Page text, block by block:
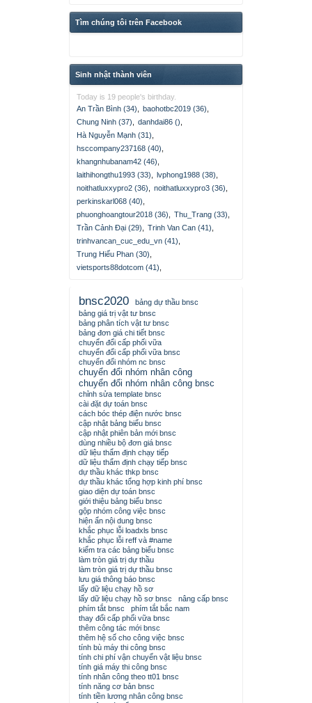
Tìm chúng tôi trên Facebook
Sinh nhật thành viên
Today is 19 people's birthday.
An Trần Bình (34)
baohotbc2019 (36)
Chung Ninh (37)
danhdai86 ()
Hà Nguyễn Mạnh (31)
hsccompany237168 (40)
khangnhubanam42 (46)
laithihongthu1993 (33)
lvphong1988 (38)
noithatluxxypro2 (36)
noithatluxxypro3 (36)
perkinskarl068 (40)
phuonghoangtour2018 (36)
Thu_Trang (33)
Trần Cảnh Đại (29)
Trinh Van Can (41)
trinhvancan_cuc_edu_vn (41)
Trung Hiếu Phan (30)
vietsports88dotcom (41)
bnsc2020
bảng dự thầu bnsc
bảng giá trị vật tư bnsc
bảng phân tích vật tư bnsc
bảng đơn giá chi tiết bnsc
chuyển đổi cấp phối vữa
chuyển đổi cấp phối vữa bnsc
chuyển đổi nhóm nc bnsc
chuyển đổi nhóm nhân công
chuyển đổi nhóm nhân công bnsc
chỉnh sửa template bnsc
cài đặt dự toán bnsc
cách bóc thép điện nước bnsc
cập nhật bảng biểu bnsc
cập nhật phiên bản mới bnsc
dùng nhiều bộ đơn giá bnsc
dữ liệu thẩm định chạy tiếp
dữ liệu thẩm định chạy tiếp bnsc
dự thầu khác thkp bnsc
dự thầu khác tổng hợp kinh phí bnsc
giao diện dự toán bnsc
giới thiệu bảng biểu bnsc
gộp nhóm công việc bnsc
hiện ẩn nội dung bnsc
khắc phục lỗi loadxls bnsc
khắc phục lỗi reff và #name
kiểm tra các bảng biểu bnsc
làm tròn giá trị dự thầu
làm tròn giá trị dự thầu bnsc
lưu giá thông báo bnsc
lấy dữ liệu chạy hồ sơ
lấy dữ liệu chạy hồ sơ bnsc
nâng cấp bnsc
phím tắt bnsc
phím tắt bắc nam
thay đổi cấp phối vữa bnsc
thêm công tác mới bnsc
thêm hệ số cho công việc bnsc
tính bù máy thi công bnsc
tính chi phí vận chuyển vật liệu bnsc
tính giá máy thi công bnsc
tính nhân công theo tt01 bnsc
tính năng cơ bản bnsc
tính tiền lương nhân công bnsc